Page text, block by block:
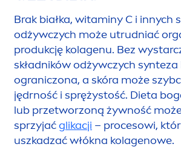
Brak białka, witaminy C i innych
odżywczych może utrudniać
produkcję kolagenu. Bez
składników odżywczych
ograniczona, a skóra może
jędrność i sprężystość. Dieta
lub przetworzoną żywność
sprzyjaćglikacji – procesowi,
uszkadzać włókna kolagenowe.